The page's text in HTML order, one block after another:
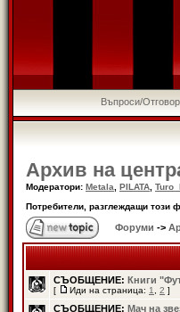
Въпроси/
Архив на
Модератори: Metala PILATA
Потребители, разглеждащи този
Форуми ->
СЪОБЩЕНИЕ: Книги
[ Иди на страница: 1 2 ]
СЪОБЩЕНИЕ: Мач на